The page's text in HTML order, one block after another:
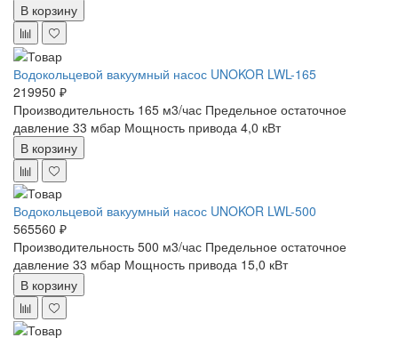
В корзину
Водокольцевой вакуумный насос UNOKOR LWL-165
219950 ₽
Производительность 165 м3/час Предельное остаточное
давление 33 мбар Мощность привода 4,0 кВт
В корзину
Водокольцевой вакуумный насос UNOKOR LWL-500
565560 ₽
Производительность 500 м3/час Предельное остаточное
давление 33 мбар Мощность привода 15,0 кВт
В корзину